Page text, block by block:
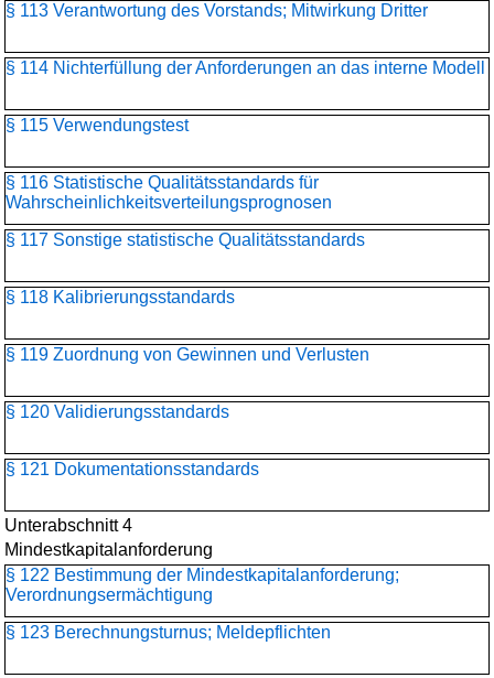
§ 113 Verantwortung des Vorstands; Mitwirkung Dritter
§ 114 Nichterfüllung der Anforderungen an das interne Modell
§ 115 Verwendungstest
§ 116 Statistische Qualitätsstandards für
Wahrscheinlichkeitsverteilungs­prognosen
§ 117 Sonstige statistische Qualitätsstandards
§ 118 Kalibrierungsstandards
§ 119 Zuordnung von Gewinnen und Verlusten
§ 120 Validierungsstandards
§ 121 Dokumentationsstandards
Unterabschnitt 4
Mindestkapitalanforderung
§ 122 Bestimmung der Mindestkapitalanforderung;
Verordnungsermächtigung
§ 123 Berechnungsturnus; Meldepflichten